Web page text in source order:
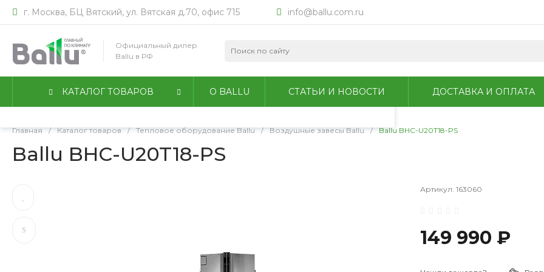
работы сайта. Оставаясь на сайте, вы соглашаетесь с
конфиденциальности.
Принимаю Подробнее
г. Москва, БЦ Вятский, ул. Вятская д.70, офис 715 info@ballu.com.ru
Официальный дилер
Ballu в РФ
КАТАЛОГ ТОВАРОВ О BALLU СТАТЬИ И НОВОСТИ ДОСТАВКА И ОПЛАТА
Главная / Каталог товаров / Тепловое оборудование Ballu / Воздушные завесы Ballu / Ballu BHC-U20T18-PS
Ballu BHC-U20T18-PS
Артикул: 163060
149 990 ₽